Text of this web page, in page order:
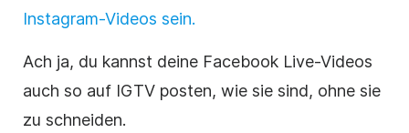
Instagram-Videos sein.
Ach ja, du kannst deine Facebook Live-Videos
auch so auf IGTV posten, wie sie sind, ohne sie
zu schneiden.